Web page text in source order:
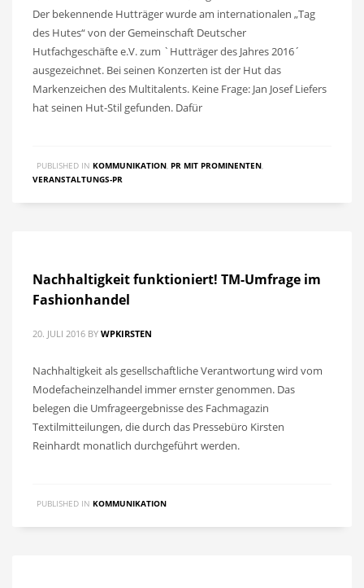
Der bekennende Hutträger wurde am internationalen „Tag
des Hutes“ von der Gemeinschaft Deutscher
Hutfachgeschäfte e.V. zum `Hutträger des Jahres 2016´
ausgezeichnet. Bei seinen Konzerten ist der Hut das
Markenzeichen des Multitalents. Keine Frage: Jan Josef Liefers
hat seinen Hut-Stil gefunden. Dafür
PUBLISHED IN KOMMUNIKATION, PR MIT PROMINENTEN,
VERANSTALTUNGS-PR
Nachhaltigkeit funktioniert! TM-Umfrage im
Fashionhandel
20. JULI 2016 BY WPKIRSTEN
Nachhaltigkeit als gesellschaftliche Verantwortung wird vom
Modefacheinzelhandel immer ernster genommen. Das
belegen die Umfrageergebnisse des Fachmagazin
Textilmitteilungen, die durch das Pressebüro Kirsten
Reinhardt monatlich durchgeführt werden.
PUBLISHED IN KOMMUNIKATION